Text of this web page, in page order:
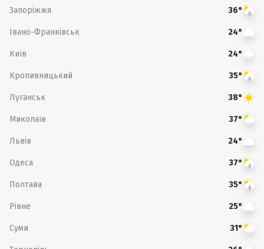
Запоріжжя 36°
Івано-Франківськ 24°
Київ 24°
Кропивницький 35°
Луганськ 38°
Миколаїв 37°
Львів 24°
Одеса 37°
Полтава 35°
Рівне 25°
Суми 31°